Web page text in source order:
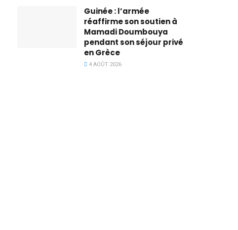
Guinée : l’armée
réaffirme son soutien à
Mamadi Doumbouya
pendant son séjour privé
en Grèce
4 AOÛT 2026